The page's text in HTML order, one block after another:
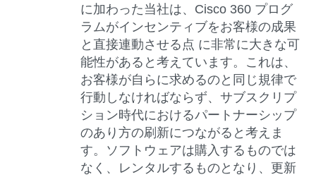
に加わった当社は、Cisco 360 プログ
ラムがインセンティブをお客様の成果
と直接連動させる点 に非常に大きな可
能性があると考えています。これは、
お客様が自らに求めるのと同じ規律で
行動しなければならず、サブスクリプ
ション時代におけるパートナーシップ
のあり方の刷新につながると考えま
す。ソフトウェアは購入するものでは
なく、レンタルするものとなり、更新